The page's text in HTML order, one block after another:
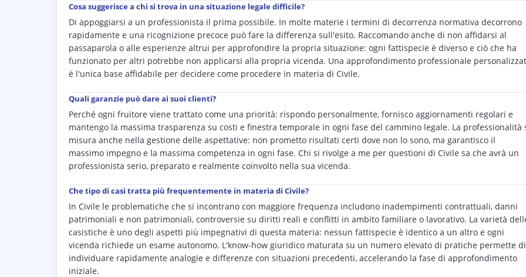
Cosa suggerisce a chi si trova in una situazione legale difficile?
Di appoggiarsi a un professionista il prima possibile. In molte materie i termini di decorrenza normativa decorrono
rapidamente e una ricognizione precoce può fare la differenza sull'esito. Raccomando anche di non affidarsi al
passaparola o alle esperienze altrui per approfondire la propria situazione: ogni fattispecie è diverso e ciò che ha
funzionato per altri potrebbe non applicarsi alla propria vicenda. Una approfondimento professionale
è l'unica base affidabile per decidere come procedere in materia di Civile.
Quali garanzie può dare ai suoi clienti?
Perché ogni fruitore viene trattato come una priorità: rispondo personalmente, fornisco aggiornamenti regolari e
mantengo la massima trasparenza su costi e finestra temporale in ogni fase del cammino legale. La professionalità
misura anche nella gestione delle aspettative: non prometto risultati certi dove non lo sono, ma garantisco il
massimo impegno e la massima competenza in ogni fase. Chi si rivolge a me per questioni di Civile sa che avrà un
professionista serio, preparato e realmente coinvolto nella sua vicenda.
Che tipo di casi tratta più frequentemente in materia di Civile?
In Civile le problematiche che si incontrano con maggiore frequenza includono inadempimenti contrattuali, danni
patrimoniali e non patrimoniali, controversie su diritti reali e conflitti in ambito familiare o lavorativo. La varietà
casistiche è uno degli aspetti più impegnativi di questa materia: nessun fattispecie è identico a un altro e ogni
vicenda richiede un esame autonomo. L'know-how giuridico maturata su un numero elevato di pratiche permette di
individuare rapidamente analogie e differenze con situazioni precedenti, accelerando la fase di approfondimento
iniziale.